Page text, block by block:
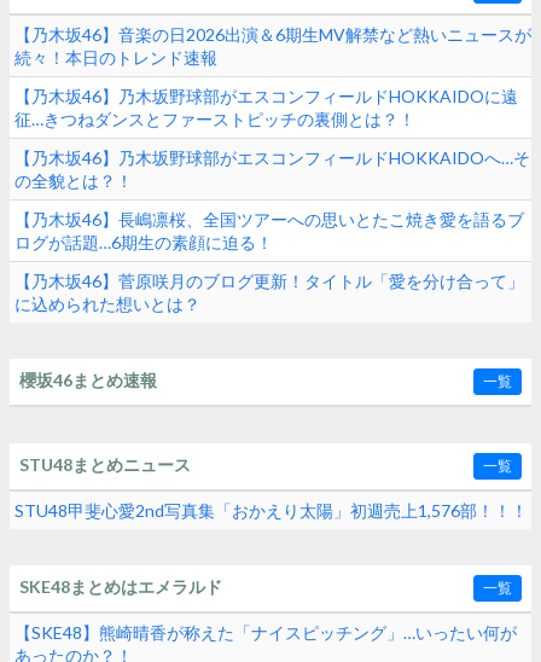
【乃木坂46】音楽の日2026出演＆6期生MV解禁など熱いニュースが
続々！本日のトレンド速報
【乃木坂46】乃木坂野球部がエスコンフィールドHOKKAIDOに遠
征…きつねダンスとファーストピッチの裏側とは？！
【乃木坂46】乃木坂野球部がエスコンフィールドHOKKAIDOへ…そ
の全貌とは？！
【乃木坂46】長嶋凛桜、全国ツアーへの思いとたこ焼き愛を語るブ
ログが話題…6期生の素顔に迫る！
【乃木坂46】菅原咲月のブログ更新！タイトル「愛を分け合って」
に込められた想いとは？
櫻坂46まとめ速報 一覧
STU48まとめニュース 一覧
STU48甲斐心愛2nd写真集「おかえり太陽」初週売上1,576部！！！
SKE48まとめはエメラルド 一覧
【SKE48】熊崎晴香が称えた「ナイスピッチング」…いったい何が
あったのか？！